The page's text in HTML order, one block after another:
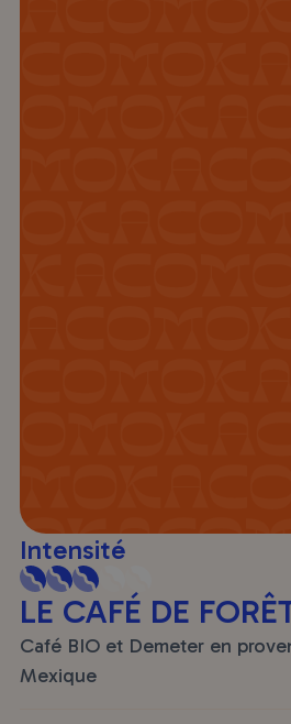
LE CAFÉ DE
Café BIO et Demeter en
Mexique
Intensité